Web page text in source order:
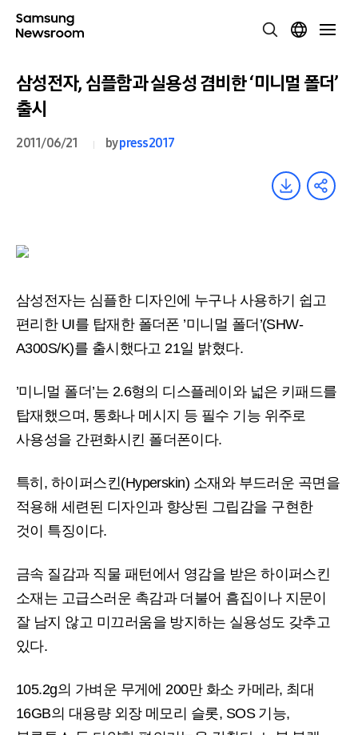
삼성전자, 심플함과 실용성 겸비한 ‘미니멀 폴더’
출시
2011/06/21 bypress2017
삼성전자는 심플한 디자인에 누구나 사용하기 쉽고
편리한 UI를 탑재한 폴더폰 ’미니멀 폴더’(SHW-
A300S/K)를 출시했다고 21일 밝혔다.
’미니멀 폴더’는 2.6형의 디스플레이와 넓은 키패드를
탑재했으며, 통화나 메시지 등 필수 기능 위주로
사용성을 간편화시킨 폴더폰이다.
특히, 하이퍼스킨(Hyperskin) 소재와 부드러운 곡면을
적용해 세련된 디자인과 향상된 그립감을 구현한
것이 특징이다.
금속 질감과 직물 패턴에서 영감을 받은 하이퍼스킨
소재는 고급스러운 촉감과 더불어 흠집이나 지문이
잘 남지 않고 미끄러움을 방지하는 실용성도 갖추고
있다.
105.2g의 가벼운 무게에 200만 화소 카메라, 최대
16GB의 대용량 외장 메모리 슬롯, SOS 기능,